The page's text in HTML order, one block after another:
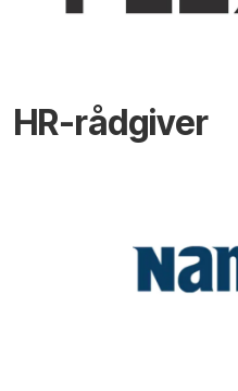
HR-rådgiver